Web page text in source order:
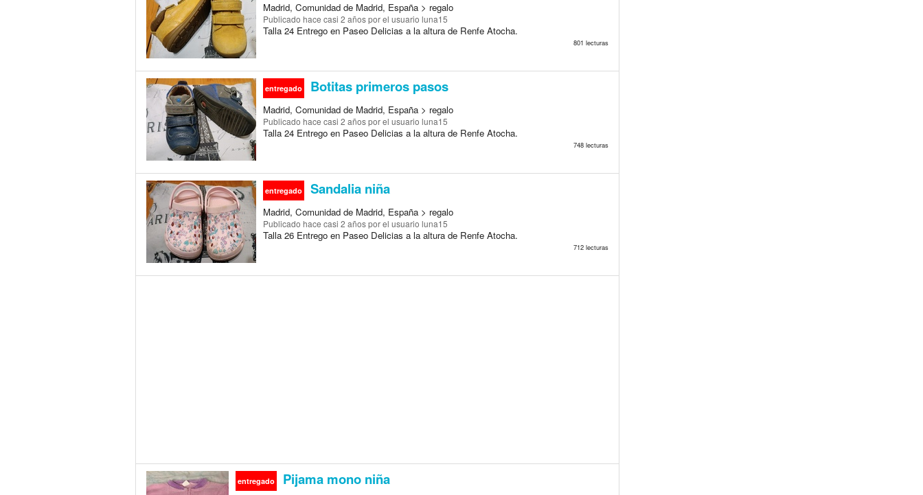
Madrid, Comunidad de Madrid, España > regalo
Publicado hace casi 2 añospor el usuario luna15
Talla 24 Entrego en Paseo Delicias a la altura de Renfe Atocha.
801 lecturas
entregado Botitas primeros pasos
Madrid, Comunidad de Madrid, España > regalo
Publicado hace casi 2 añospor el usuario luna15
Talla 24 Entrego en Paseo Delicias a la altura de Renfe Atocha.
748 lecturas
entregado Sandalia niña
Madrid, Comunidad de Madrid, España > regalo
Publicado hace casi 2 añospor el usuario luna15
Talla 26 Entrego en Paseo Delicias a la altura de Renfe Atocha.
712 lecturas
entregado Pijama mono niña